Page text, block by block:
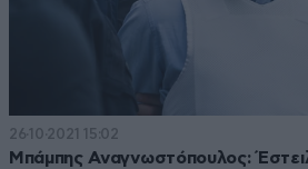
26·10·2021 15:02
Μπάμπης Αναγνωστόπουλος: